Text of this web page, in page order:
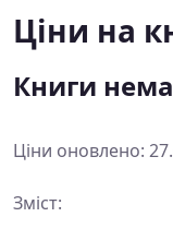
Ціни на
Книги
Ціни оновлено:
Зміст: